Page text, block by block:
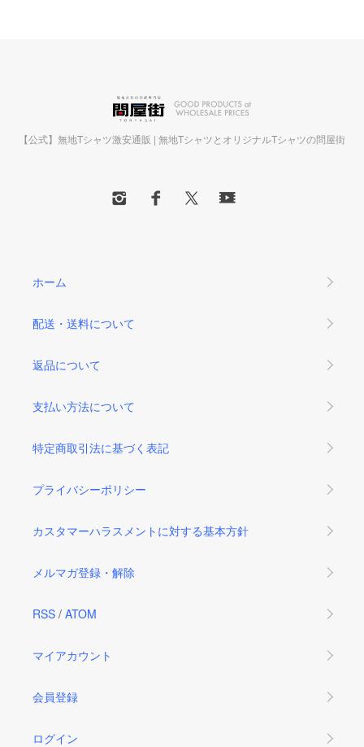
【公式】無地Tシャツ激安通販 | 無地TシャツとオリジナルTシャツの問屋街
ホーム
配送・送料について
返品について
支払い方法について
特定商取引法に基づく表記
プライバシーポリシー
カスタマーハラスメントに対する基本方針
メルマガ登録・解除
RSS / ATOM
マイアカウント
会員登録
ログイン